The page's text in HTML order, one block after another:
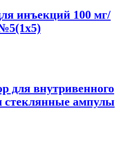
инъекций 100 мг/
для внутривенного
cтеклянные ампулы